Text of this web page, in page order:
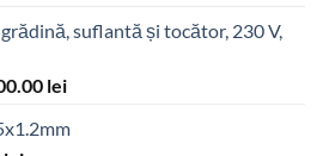
989.00 lei.
suflantă și tocător, 230 V,
leiPrețul
este: